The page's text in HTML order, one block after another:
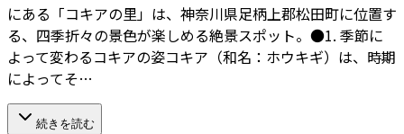
にある「コキアの里」は、神奈川県足柄上郡松田町に位置す
る、四季折々の景色が楽しめる絶景スポット。 ​●1. 季節に
よって変わるコキアの姿 ​コキア（和名：ホウキギ）は、時期
によってそ…
続きを読む